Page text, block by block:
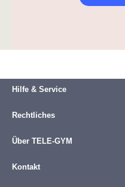
Hilfe & Service
Rechtliches
Über TELE-GYM
Kontakt